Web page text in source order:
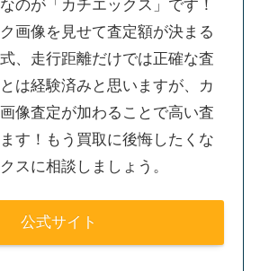
のが「カチエックス」です！
画像を見せて査定額が決まる
、走行距離だけでは正確な査
は経験済みと思いますが、カ
像査定が加わることで高い査
す！もう買取に後悔したくな
スに相談しましょう。
公式サイト